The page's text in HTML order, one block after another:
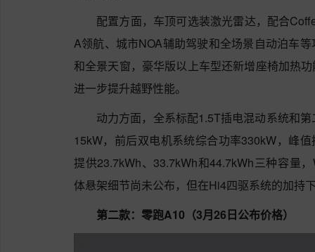
配置方面，车顶可选装激光雷达，配合
A领航、城市NOA辅助驾驶和全场景自动泊车
和全景天窗，豪华版以上车型还新增座椅加热
进一步提升越野性能。
动力方面，全系标配1.5T插电混动系统和
15kW，前后双电机系统综合功率330kW，峰
提供23.7kWh、33.7kWh和44.7kWh三种容量
体悬架细节尚未公布，但在Hi4四驱系统的加持
第二款：零跑A10（3月26日公布价格）